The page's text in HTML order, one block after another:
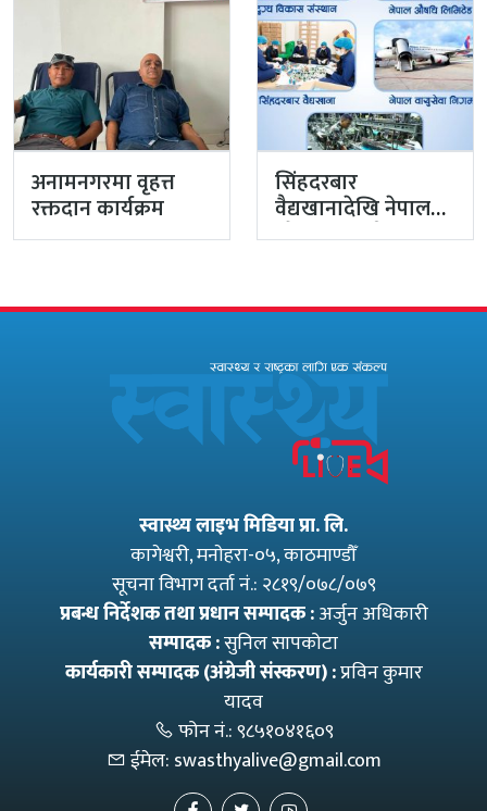
अनामनगरमा वृहत्त
रक्तदान कार्यक्रम
सिंहदरबार
वैद्यखानादेखि नेपाल
औषधि लिमिटेडसम्म
स्वास्थ्य लाइभ मिडिया प्रा. लि.
कागेश्वरी, मनाेहरा-०५, काठमाण्डौँ
सूचना विभाग दर्ता नं.: २८१९/०७८/०७९
प्रबन्ध निर्देशक तथा प्रधान सम्पादक :अर्जुन अधिकारी
सम्पादक :सुनिल सापकोटा
कार्यकारी सम्पादक (अंग्रेजी संस्करण) :प्रविन कुमार
यादव
फोन नं.:९८५१०४१६०९
ईमेल: swasthyalive@gmail.com